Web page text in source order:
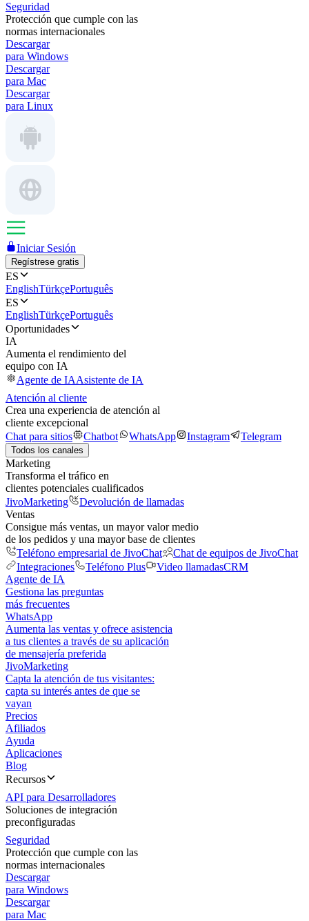
Seguridad
Protección que cumple con las
normas internacionales
Descargar
para Windows
Descargar
para Mac
Descargar
para Linux
Iniciar Sesión
Regístrese gratis
ES
EnglishTürkçePortuguês
ES
EnglishTürkçePortuguês
Oportunidades
IA
Aumenta el rendimiento del
equipo con IA
Agente de IAAsistente de IA
Atención al cliente
Crea una experiencia de atención al
cliente excepcional
Chat para sitios
Chatbot WhatsApp Instagram Telegram
Todos los canales
Marketing
Transforma el tráfico en
clientes potenciales cualificados
JivoMarketing
Devolución de llamadas
Ventas
Consigue más ventas, un mayor valor medio
de los pedidos y una mayor base de clientes
Teléfono empresarial de JivoChat
Chat de equipos de JivoChat
Integraciones
Teléfono Plus Video llamadasCRM
Agente de IA
Gestiona las preguntas
más frecuentes
WhatsApp
Aumenta las ventas y ofrece asistencia
a tus clientes a través de su aplicación
de mensajería preferida
JivoMarketing
Capta la atención de tus visitantes:
capta su interés antes de que se
vayan
Precios
Afiliados
Ayuda
Aplicaciones
Blog
Recursos
API para Desarrolladores
Soluciones de integración
preconfiguradas
Seguridad
Protección que cumple con las
normas internacionales
Descargar
para Windows
Descargar
para Mac